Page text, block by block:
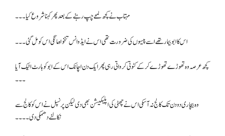
مہتاب نے کچھ لمحے چپ رہنے کے بعد پھر کہنا شروع کیا ۔۔۔
اس کا ابو بیمار تھے اسے پیسوں کی ضرورت تھی اس نے ایڈوانس تنخواہ مانگی اس کو مل گئی۔۔۔
کچھ عرصہ وہ تھوڑے تھوڑے کرکے کٹوتی کرواتی رہی پھر ایک دن اچانک اس کے ابو کو ہارٹ اٹیک آیا
۔۔۔
وہ بیچاری دو دن تک کالج نہ آسکی اس نے چھٹی کی اپلیکیشن بھی دی لیکن پرنسپل نے اس کو کالج سے
نکالنے دھمکی دی۔۔۔۔